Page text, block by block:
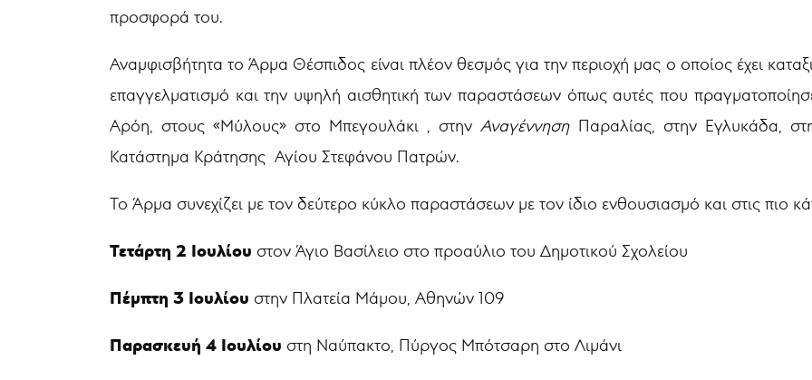
προσφορά του.
Αναμφισβήτητα το Άρμα Θέσπιδος είναι πλέον θεσμός για την περιοχή μας ο οποίος έχει
επαγγελματισμό και την υψηλή αισθητική των παραστάσεων όπως αυτές που
Αρόη, στους «Μύλους» στο Μπεγουλάκι , στηνΑναγέννησηΠαραλίας, στην Εγλυκάδα, στη
Κατάστημα Κράτησης Αγίου Στεφάνου Πατρών.
Το Άρμα συνεχίζει με τον δεύτερο κύκλο παραστάσεων με τον ίδιο ενθουσιασμό και στις πιο
Τετάρτη 2 Ιουλίου στον Άγιο Βασίλειο στο προαύλιο του Δημοτικού Σχολείου
Πέμπτη 3 Ιουλίου στην Πλατεία Μάμου, Αθηνών 109
Παρασκευή 4 Ιουλίου στη Ναύπακτο, Πύργος Μπότσαρη στο Λιμάνι